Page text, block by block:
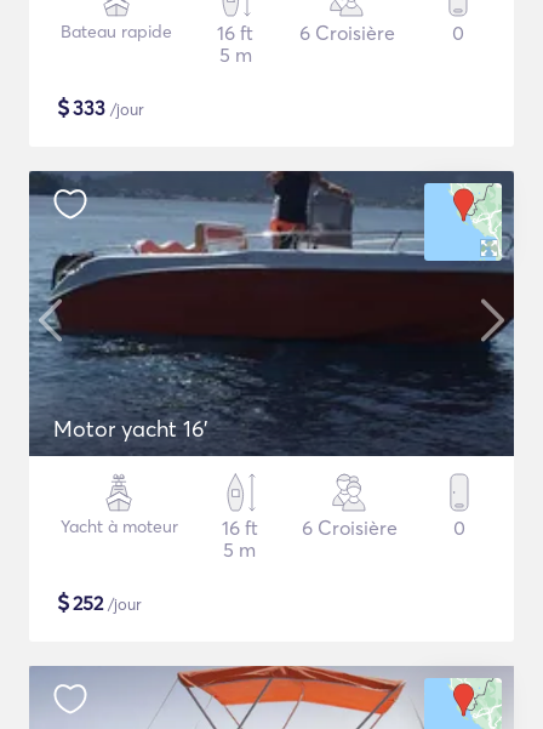
Bateau rapide
16 ft
5 m
6 Croisière 0
$333 /jour
Motor yacht 16'
Yacht à moteur
16 ft
5 m
6 Croisière 0
$252/jour